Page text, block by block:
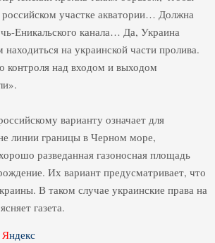
участке акватории… Должна
Еникальского канала… Да, Украина
на украинской части пролива.
контроля над входом и выходом
варианту означает для
линии границы в Черном море,
разведанная газоносная площадь
Их вариант предусматривает, что
В таком случае украинские права на
газета.
Яндекс